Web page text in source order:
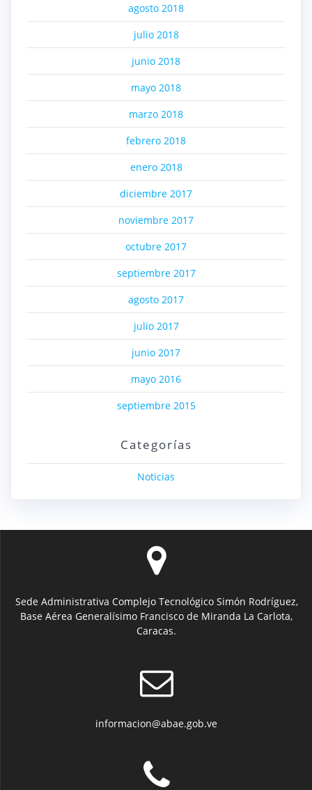
agosto 2018
julio 2018
junio 2018
mayo 2018
marzo 2018
febrero 2018
enero 2018
diciembre 2017
noviembre 2017
octubre 2017
septiembre 2017
agosto 2017
julio 2017
junio 2017
mayo 2016
septiembre 2015
Categorías
Noticias
Sede Administrativa Complejo Tecnológico Simón Rodríguez,
Base Aérea Generalísimo Francisco de Miranda La Carlota,
Caracas.
informacion@abae.gob.ve